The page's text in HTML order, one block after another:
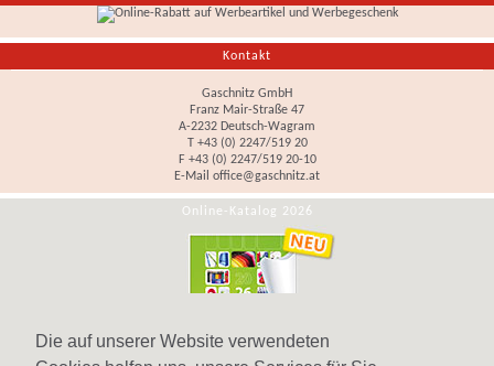
Die auf unserer Website verwendeten
Kontakt
Gaschnitz GmbH
Franz Mair-Straße 47
A-2232 Deutsch-Wagram
T +43 (0) 2247/519 20
F +43 (0) 2247/519 20-10
E-Mail office@gaschnitz.at
Online-Katalog 2026